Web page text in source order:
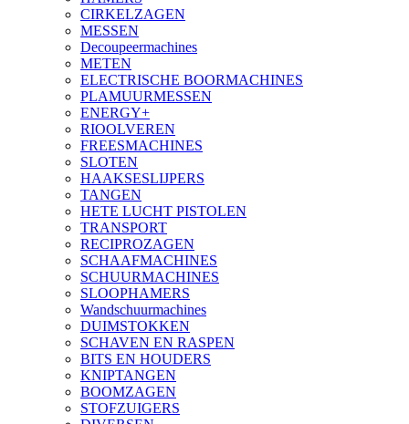
CIRKELZAGEN
MESSEN
Decoupeermachines
METEN
ELECTRISCHE BOORMACHINES
PLAMUURMESSEN
ENERGY+
RIOOLVEREN
FREESMACHINES
SLOTEN
HAAKSESLIJPERS
TANGEN
HETE LUCHT PISTOLEN
TRANSPORT
RECIPROZAGEN
SCHAAFMACHINES
SCHUURMACHINES
SLOOPHAMERS
Wandschuurmachines
DUIMSTOKKEN
SCHAVEN EN RASPEN
BITS EN HOUDERS
KNIPTANGEN
BOOMZAGEN
STOFZUIGERS